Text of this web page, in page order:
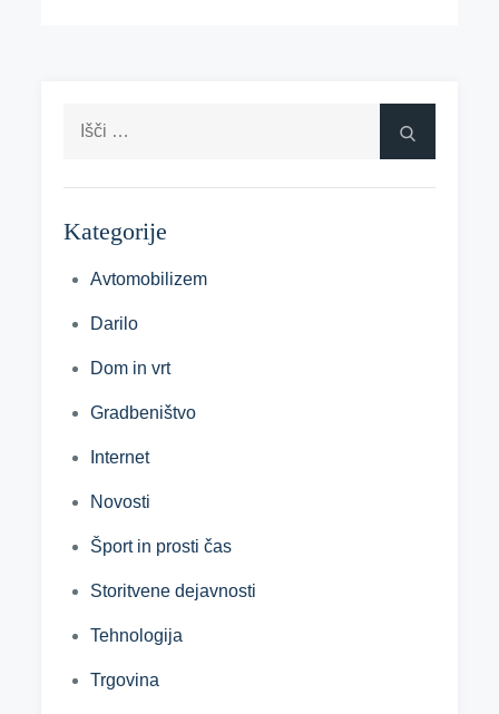
Kategorije
Avtomobilizem
Darilo
Dom in vrt
Gradbeništvo
Internet
Novosti
Šport in prosti čas
Storitvene dejavnosti
Tehnologija
Trgovina